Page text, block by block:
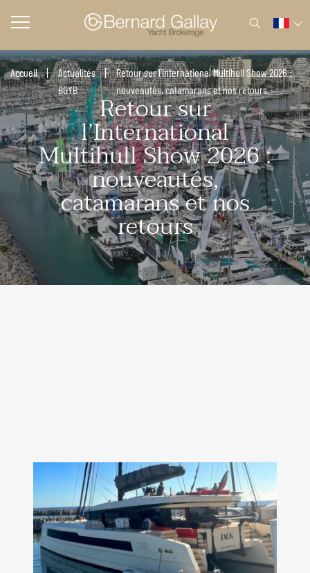
Accueil
Actualités
BGYB
Retour sur l’International Multihull Show 2026 :
nouveautés, catamarans et nos retours
Retour sur
l’International
Multihull Show 2026 :
nouveautés,
catamarans et nos
retours